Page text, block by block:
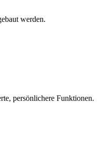
werden.
persönlichere Funktionen.